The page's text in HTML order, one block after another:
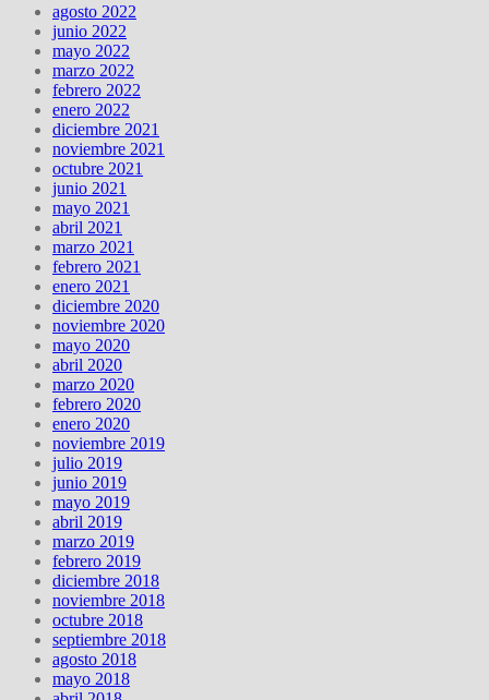
agosto 2022
junio 2022
mayo 2022
marzo 2022
febrero 2022
enero 2022
diciembre 2021
noviembre 2021
octubre 2021
junio 2021
mayo 2021
abril 2021
marzo 2021
febrero 2021
enero 2021
diciembre 2020
noviembre 2020
mayo 2020
abril 2020
marzo 2020
febrero 2020
enero 2020
noviembre 2019
julio 2019
junio 2019
mayo 2019
abril 2019
marzo 2019
febrero 2019
diciembre 2018
noviembre 2018
octubre 2018
septiembre 2018
agosto 2018
mayo 2018